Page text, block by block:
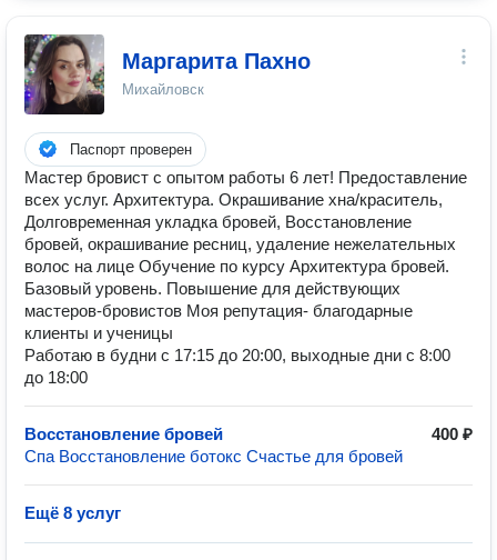
Маргарита Пахно
Михайловск
Паспорт проверен
Мастер бровист с опытом работы 6 лет! Предоставление
всех услуг. Архитектура. Окрашивание хна/краситель,
Долговременная укладка бровей, Восстановление
бровей, окрашивание ресниц, удаление нежелательных
волос на лице Обучение по курсу Архитектура бровей.
Базовый уровень. Повышение для действующих
мастеров-бровистов Моя репутация- благодарные
клиенты и ученицы
Работаю в будни с 17:15 до 20:00, выходные дни с 8:00
до 18:00
Восстановление бровей
400 ₽
Спа Восстановление ботокс Счастье для бровей
Ещё 8 услуг